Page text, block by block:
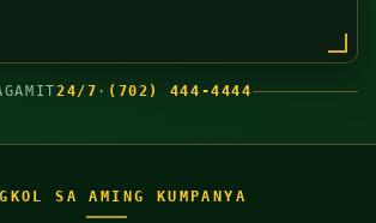
24/7 · (702) 444-4444
SA AMING KUMPANYA